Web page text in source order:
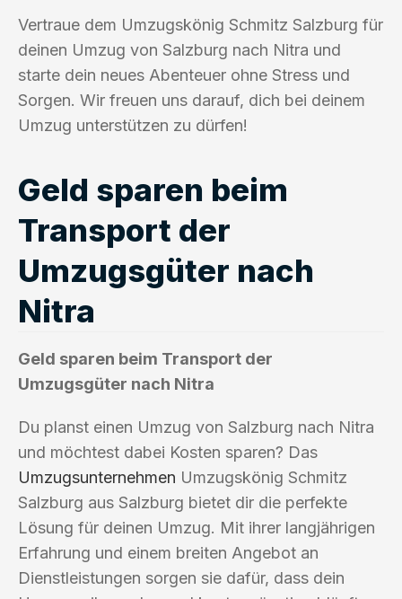
Vertraue dem Umzugskönig Schmitz Salzburg für
deinen Umzug von Salzburg nach Nitra und
starte dein neues Abenteuer ohne Stress und
Sorgen. Wir freuen uns darauf, dich bei deinem
Umzug unterstützen zu dürfen!
Geld sparen beim
Transport der
Umzugsgüter nach
Nitra
Geld sparen beim Transport der
Umzugsgüter nach Nitra
Du planst einen Umzug von Salzburg nach Nitra
und möchtest dabei Kosten sparen? Das
Umzugsunternehmen Umzugskönig Schmitz
Salzburg aus Salzburg bietet dir die perfekte
Lösung für deinen Umzug. Mit ihrer langjährigen
Erfahrung und einem breiten Angebot an
Dienstleistungen sorgen sie dafür, dass dein